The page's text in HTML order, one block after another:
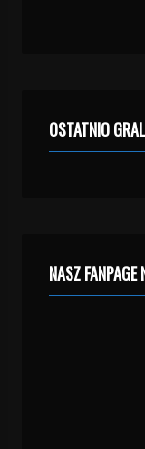
OSTATNIO
NASZ FANPAGE